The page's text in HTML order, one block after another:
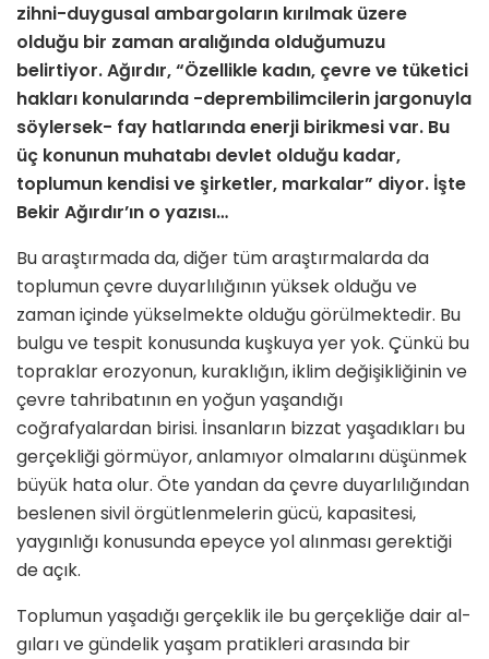
zihni-duygu­sal ambargoların kırılmak üzere
olduğu bir zaman aralığında olduğumuzu
belirtiyor. Ağırdır, “Özellikle kadın, çevre ve tüketici
hakları ko­nularında -deprembilimcilerin jargonuyla
söylersek- fay hatlarında enerji birikmesi var. Bu
üç konunun muha­tabı devlet olduğu kadar,
toplumun kendisi ve şirketler, markalar” diyor. İşte
Bekir Ağırdır’ın o yazısı…
Bu araştırmada da, diğer tüm araştırmalarda da
top­lumun çevre duyarlılığının yüksek olduğu ve
zaman içinde yükselmekte olduğu görülmektedir. Bu
bulgu ve tespit konusunda kuşkuya yer yok. Çünkü bu
toprak­lar erozyonun, kuraklığın, iklim değişikliğinin ve
çevre tahribatının en yoğun yaşandığı
coğrafyalardan birisi. İnsanların bizzat yaşadıkları bu
gerçekliği görmüyor, anlamıyor olmalarını düşünmek
büyük hata olur. Öte yandan da çevre duyarlılığından
beslenen sivil örgütlen­melerin gücü, kapasitesi,
yaygınlığı konusunda epeyce yol alınması gerektiği
de açık.
Toplumun yaşadığı gerçeklik ile bu gerçekliğe dair al­
gıları ve gündelik yaşam pratikleri arasında bir